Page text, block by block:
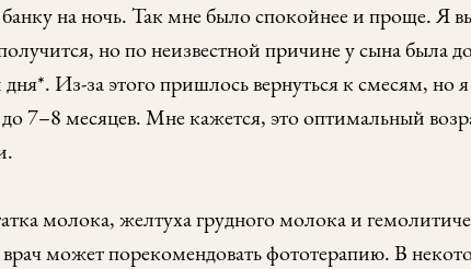
на ночь. Так мне было спокойнее и проще. Я
но по неизвестной причине у сына была
Из-за этого пришлось вернуться к смесям, но я
7–8 месяцев. Мне кажется, это оптимальный
молока, желтуха грудного молока и
может порекомендовать фототерапию. В